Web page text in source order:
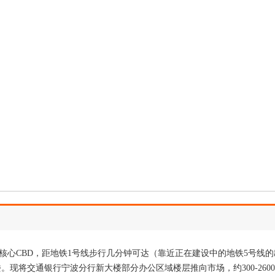
CBD，距地铁1号线步行几分钟可达（靠近正在建设中的地铁5号线的
现将交通银行宁波分行新大楼部分办公区域楼层推向市场，约300-